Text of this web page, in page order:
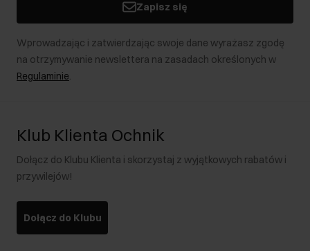
Zapisz się
Wprowadzając i zatwierdzając swoje dane wyrażasz zgodę
na otrzymywanie newslettera na zasadach określonych w
Regulaminie.
Klub Klienta Ochnik
Dołącz do Klubu Klienta i skorzystaj z wyjątkowych rabatów i
przywilejów!
Dołącz do Klubu